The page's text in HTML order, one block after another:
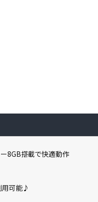
8GB搭載で快適動作
用可能♪